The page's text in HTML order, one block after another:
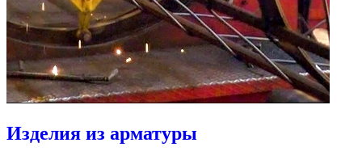
Изделия из арматуры